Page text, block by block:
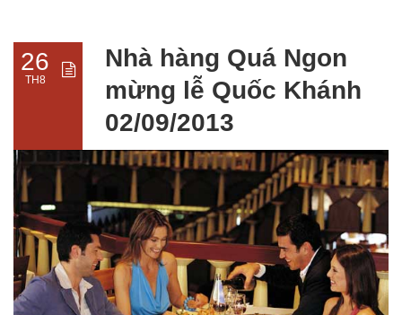
26
TH8
Nhà hàng Quá Ngon
mừng lễ Quốc Khánh
02/09/2013